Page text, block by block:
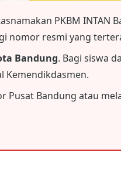
PKBM INTAN
nomor resmi yang
Bandung. Bagi siswa
Kemendikdasmen.
Bandung atau